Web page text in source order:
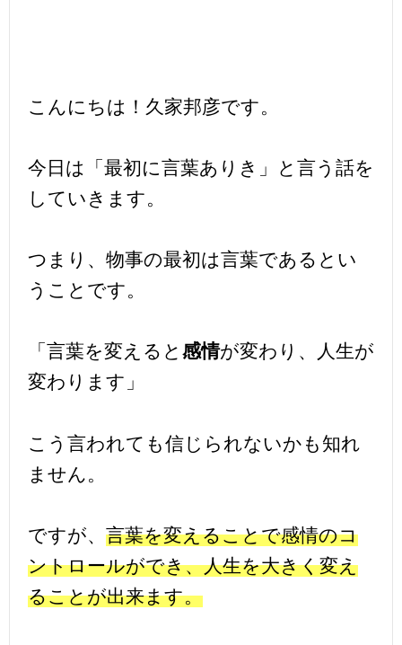
こんにちは！久家邦彦です。
今日は「最初に言葉ありき」と言う話を
していきます。
つまり、物事の最初は言葉であるとい
うことです。
「言葉を変えると 感情が変わり、人生が
変わります」
こう言われても信じられないかも知れ
ません。
ですが、 言葉を変えることで感情のコ
ントロールができ、人生を大きく変え
ることが出来ます。